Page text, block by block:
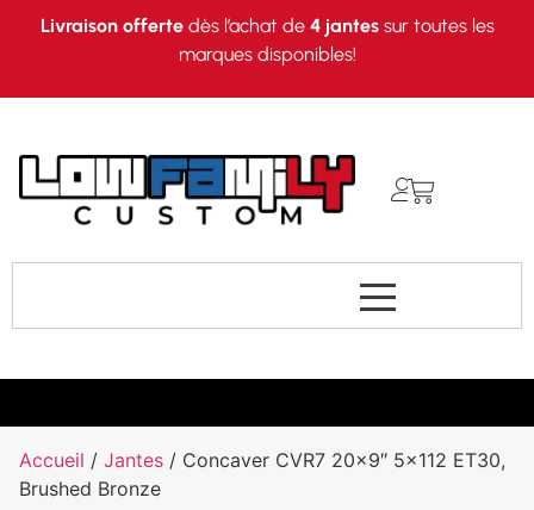
Livraison offertedès l’achat de 4 jantessur toutes les
marques disponibles!
Accueil / Jantes / Concaver CVR7 20×9″ 5×112 ET30,
Brushed Bronze